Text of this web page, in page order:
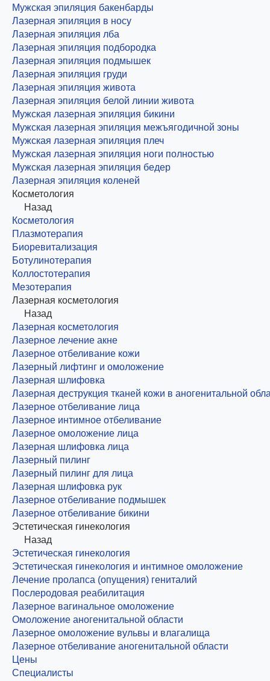
Мужская эпиляция бакенбарды
Лазерная эпиляция в носу
Лазерная эпиляция лба
Лазерная эпиляция подбородка
Лазерная эпиляция подмышек
Лазерная эпиляция груди
Лазерная эпиляция живота
Лазерная эпиляция белой линии живота
Мужская лазерная эпиляция бикини
Мужская лазерная эпиляция межъягодичной зоны
Мужская лазерная эпиляция плеч
Мужская лазерная эпиляция ноги полностью
Мужская лазерная эпиляция бедер
Лазерная эпиляция коленей
Косметология
Назад
Косметология
Плазмотерапия
Биоревитализация
Ботулинотерапия
Коллостотерапия
Мезотерапия
Лазерная косметология
Назад
Лазерная косметология
Лазерное лечение акне
Лазерное отбеливание кожи
Лазерный лифтинг и омоложение
Лазерная шлифовка
Лазерная деструкция тканей кожи в аногенитальной
Лазерное отбеливание лица
Лазерное интимное отбеливание
Лазерное омоложение лица
Лазерная шлифовка лица
Лазерный пилинг
Лазерный пилинг для лица
Лазерная шлифовка рук
Лазерное отбеливание подмышек
Лазерное отбеливание бикини
Эстетическая гинекология
Назад
Эстетическая гинекология
Эстетическая гинекология и интимное омоложение
Лечение пролапса (опущения) гениталий
Послеродовая реабилитация
Лазерное вагинальное омоложение
Омоложение аногенитальной области
Лазерное омоложение вульвы и влагалища
Лазерное отбеливание аногенитальной области
Цены
Специалисты